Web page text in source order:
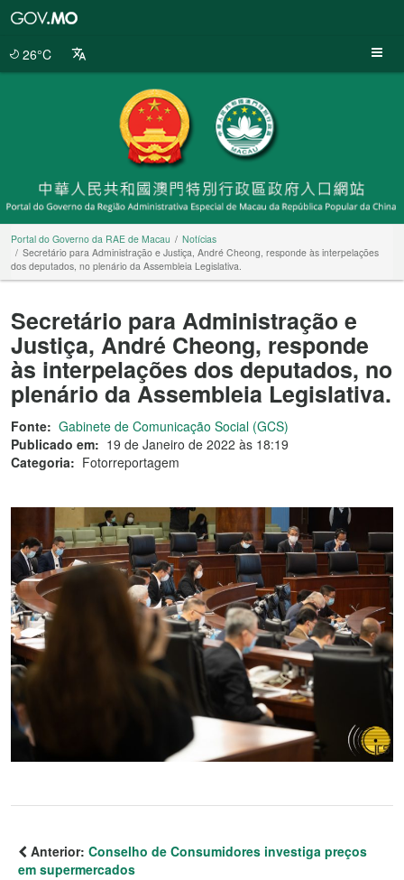
26°C
Portal do Governo da RAE de Macau
Notícias
Secretário para Administração e Justiça, André Cheong, responde às interpelações
dos deputados, no plenário da Assembleia Legislativa.
Secretário para Administração e
Justiça, André Cheong, responde
às interpelações dos deputados, no
plenário da Assembleia Legislativa.
Fonte: Gabinete de Comunicação Social (GCS)
Publicado em: 19 de Janeiro de 2022 às 18:19
Categoria: Fotorreportagem
Anterior: Conselho de Consumidores investiga preços
em supermercados